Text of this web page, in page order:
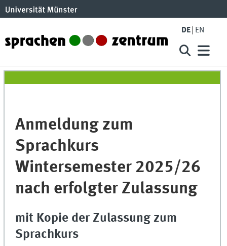
DE EN
Anmeldung zum
Sprachkurs
Wintersemester 2025/26
nach erfolgter Zulassung
mit Kopie der Zulassung zum
Sprachkurs